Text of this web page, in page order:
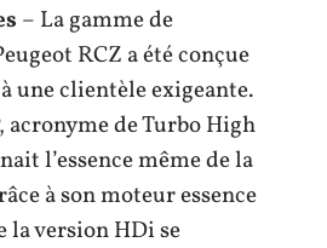
– La gamme de
RCZ a été conçue
une clientèle exigeante.
acronyme de Turbo High
l’essence même de la
à son moteur essence
la version HDi se